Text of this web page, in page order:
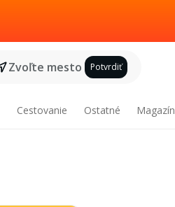
Zvoľte mesto Potvrdiť
Cestovanie Ostatné Magazín